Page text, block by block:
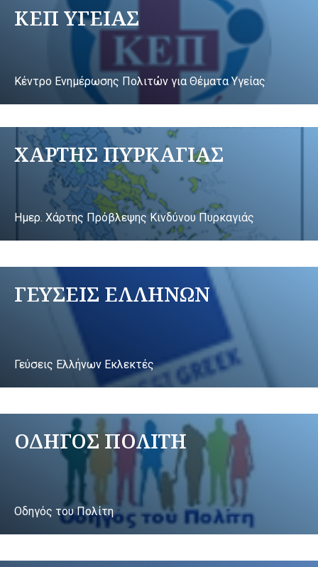
ΚΕΠ ΥΓΕΙΑΣ
Κέντρο Ενημέρωσης Πολιτών για Θέματα Υγείας
ΧΑΡΤΗΣ ΠΥΡΚΑΓΙΑΣ
Ημερ. Χάρτης Πρόβλεψης Κινδύνου Πυρκαγιάς
ΓΕΥΣΕΙΣ ΕΛΛΗΝΩΝ
Γεύσεις Ελλήνων Εκλεκτές
ΟΔΗΓΟΣ ΠΟΛΙΤΗ
Οδηγός του Πολίτη